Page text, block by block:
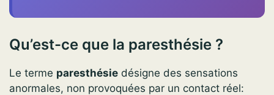
Qu’est-ce que la paresthésie ?
Le terme paresthésie désigne des sensations
anormales, non provoquées par un contact réel: